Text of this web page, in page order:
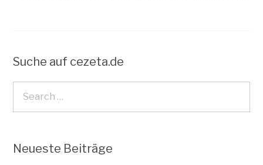
Suche auf cezeta.de
Neueste Beiträge